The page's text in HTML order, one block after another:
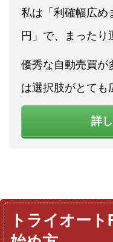
私は「利確幅広め
円」で、まったり
優秀な自動売買が
は選択肢がとても
詳
トライオート